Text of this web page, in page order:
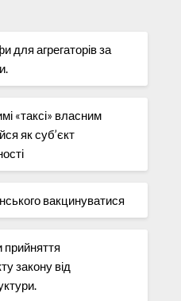
агрегаторів за
«таксі» власним
як суб’єкт
вакцинуватися
прийняття
закону від